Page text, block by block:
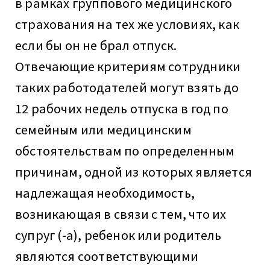
страхования на тех же условиях, как
если бы он не брал отпуск.
Отвечающие критериям сотрудники
таких работодателей могут взять до
12 рабочих недель отпуска в год по
семейным или медицинским
обстоятельствам по определенным
причинам, одной из которых является
надлежащая необходимость,
возникающая в связи с тем, что их
супруг (-а), ребенок или родитель
являются соответствующими